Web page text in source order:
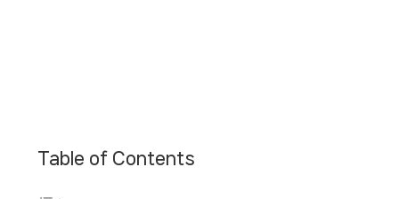
Table of Contents